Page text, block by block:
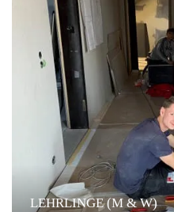
LEHRLINGE (M & W)